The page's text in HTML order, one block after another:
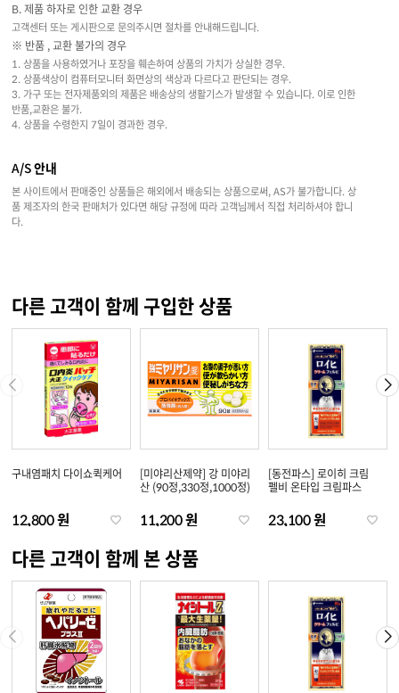
B. 제품 하자로 인한 교환 경우
고객센터 또는 게시판으로 문의주시면 절차를 안내해드립니다.
※ 반품 , 교환 불가의 경우
1. 상품을 사용하였거나 포장을 훼손하여 상품의 가치가 상실한 경우.
2. 상품색상이 컴퓨터모니터 화면상의 색상과 다르다고 판단되는 경우.
3. 가구 또는 전자제품외의 제품은 배송상의 생활기스가 발생할 수 있습니다. 이로 인한
반품,교환은 불가.
4. 상품을 수령한지 7일이 경과한 경우.
A/S 안내
본 사이트에서 판매중인 상품들은 해외에서 배송되는 상품으로써, AS가 불가합니다. 상
품 제조자의 한국 판매처가 있다면 해당 규정에 따라 고객님께서 직접 처리하셔야 합니
다.
다른 고객이 함께 구입한 상품
구내염패치 다이쇼퀵케어
12,800 원
[미야리산제약] 강 미야리
산 (90정,330정,1000정)
11,200 원
[동전파스] 로이히 크림
펠비 온타입 크림파스
23,100 원
다른 고객이 함께 본 상품